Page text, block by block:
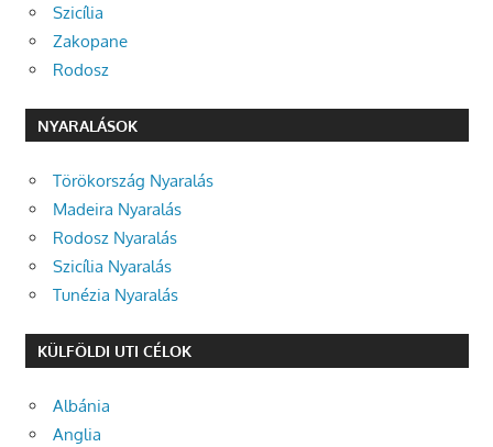
Szicília
Zakopane
Rodosz
NYARALÁSOK
Törökország Nyaralás
Madeira Nyaralás
Rodosz Nyaralás
Szicília Nyaralás
Tunézia Nyaralás
KÜLFÖLDI UTI CÉLOK
Albánia
Anglia